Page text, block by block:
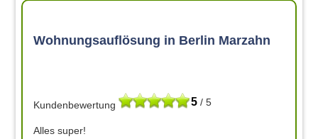
Wohnungsauflösung in Berlin Marzahn
5 / 5
Kundenbewertung
Alles super!